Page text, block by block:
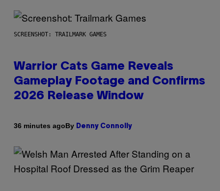
SCREENSHOT: TRAILMARK GAMES
Warrior Cats Game Reveals
Gameplay Footage and Confirms
2026 Release Window
36 minutes agoBy Denny Connolly